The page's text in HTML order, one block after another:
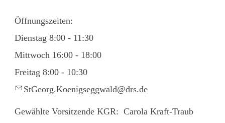
Öffnungszeiten:
Dienstag 8:00 - 11:30
Mittwoch 16:00 - 18:00
Freitag 8:00 - 10:30
StG
rg K n gs ggw ld drs d
Gewählte Vorsitzende KGR: Carola Kraft-Traub